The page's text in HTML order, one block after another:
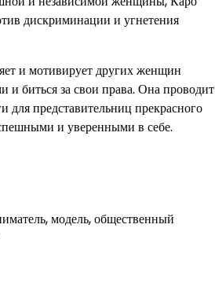
дискриминации и угнетения
и мотивирует других женщин
и биться за свои права. Она проводит
для представительниц прекрасного
и уверенными в себе.
модель, общественный